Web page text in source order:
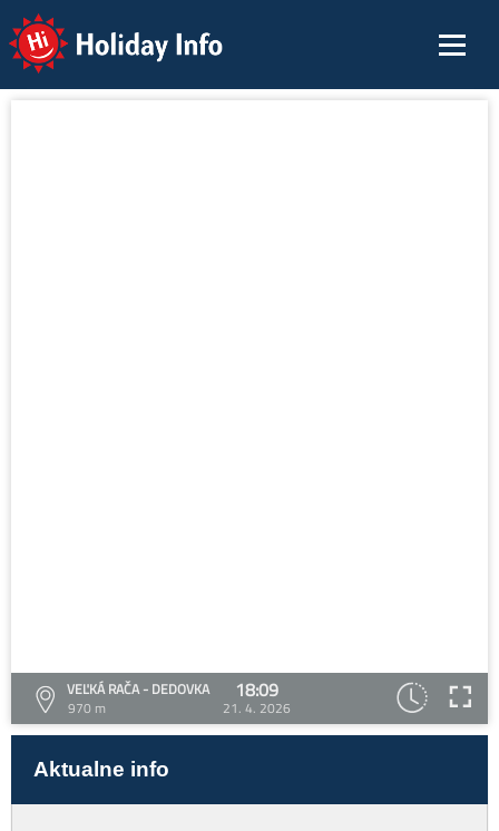
Holiday Info
VEĽKÁ RAČA - DEDOVKA
970 m
18:09
21. 4. 2026
Aktualne info